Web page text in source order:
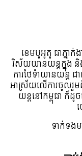
ខេមបូអូតូ ជាភ្នា
វិស័យយានយន្តក្នុង និ
ការថែទំាយានយន្ត ជ
អាស្រ័យលើការចូលរួ
យន្តនៅកម្ពុជា ក៏ដូច
ទាក់ទង​